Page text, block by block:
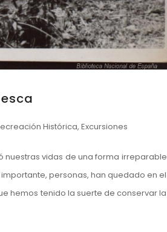
Histórica,Excursiones
nuestras vidas de una forma irreparable
personas, han quedado en el
hemos tenido la suerte de conservar la